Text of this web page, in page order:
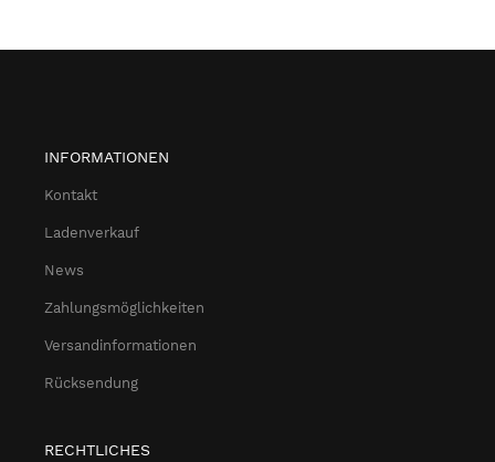
INFORMATIONEN
Kontakt
Ladenverkauf
News
Zahlungsmöglichkeiten
Versandinformationen
Rücksendung
RECHTLICHES